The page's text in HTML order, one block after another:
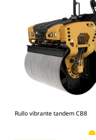
Rullo vibrante tandem CB8